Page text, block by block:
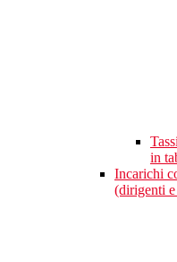
in
Incarichi
(dirigenti